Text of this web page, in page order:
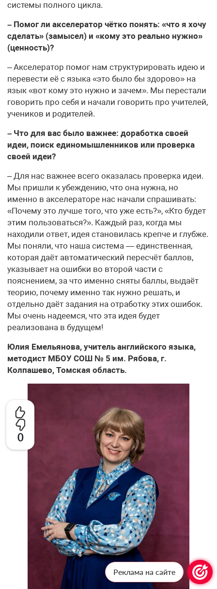
0
системы полного цикла.
– Помог ли акселератор чётко понять: «что я хочу
сделать» (замысел) и «кому это реально нужно»
(ценность)?
– Акселератор помог нам структурировать идею и
перевести её с языка «это было бы здорово» на
язык «вот кому это нужно и зачем». Мы перестали
говорить про себя и начали говорить про учителей,
учеников и родителей.
– Что для вас было важнее: доработка своей
идеи, поиск единомышленников или проверка
своей идеи?
– Для нас важнее всего оказалась проверка идеи.
Мы пришли к убеждению, что она нужна, но
именно в акселераторе нас начали спрашивать:
«Почему это лучше того, что уже есть?», «Кто будет
этим пользоваться?». Каждый раз, когда мы
находили ответ, идея становилась крепче и глубже.
Мы поняли, что наша система — единственная,
которая даёт автоматический пересчёт баллов,
указывает на ошибки во второй части с
пояснением, за что именно сняты баллы, выдаёт
теорию, почему именно так нужно решать, и
отдельно даёт задания на отработку этих ошибок.
Мы очень надеемся, что эта идея будет
реализована в будущем!
Юлия Емельянова, учитель английского языка,
методист МБОУ СОШ № 5 им. Рябова, г.
Колпашево, Томская область.
Реклама на сайте